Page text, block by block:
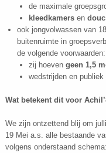
de maximale
kleedkamers en
ook jongvolwassen van
buitenruimte in
de volgende voorwaarden:
zij hoevengeen 1,5
wedstrijden en
Wat betekent dit voor
We zijn ontzettend blij om
19 Mei a.s. alle bestaande
volgens onderstaand schema: